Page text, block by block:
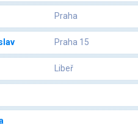
Praha
Praha 15
Libeř